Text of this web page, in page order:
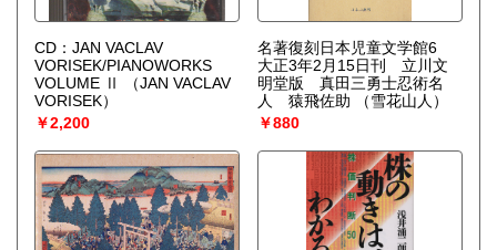
CD：JAN VACLAV
VORISEK/PIANOWORKS
VOLUME Ⅱ
（JAN VACLAV
VORISEK）
￥2,200
名著復刻日本児童文学館6
大正3年2月15日刊 立川文
明堂版 真田三勇士忍術名
人 猿飛佐助
（雪花山人）
￥880